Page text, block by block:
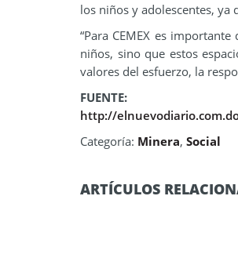
los niños y adolescentes, ya
“Para CEMEX es
niños, sino que estos
valores del esfuerzo, la
FUENTE:
http://
Categoría: Minera, Social
ARTÍCULOS